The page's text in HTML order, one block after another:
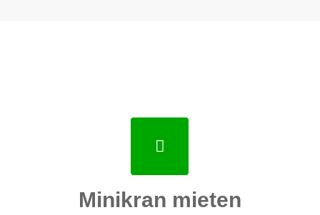
Minikran mieten